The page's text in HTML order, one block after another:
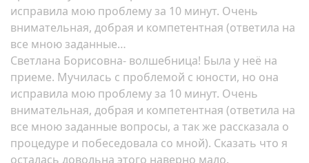
исправила мою проблему за 10 минут. Очень
внимательная, добрая и компетентная (ответила на
все мною заданные…
Светлана Борисовна- волшебница! Была у неё на
приеме. Мучилась с проблемой с юности, но она
исправила мою проблему за 10 минут. Очень
внимательная, добрая и компетентная (ответила на
все мною заданные вопросы, а так же рассказала о
процедуре и побеседовала со мной). Сказать что я
осталась довольна этого наверно мало.